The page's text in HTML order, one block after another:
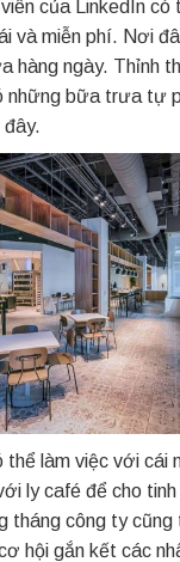
của LinkedIn có
và miễn phí. Nơi
hàng ngày. Thỉnh
những bữa trưa tự
đây.
thể làm việc với cái
ly café để cho
tháng công ty
hội gắn kết các